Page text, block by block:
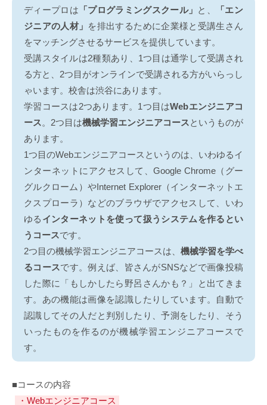
ディープロは 「プログラミングスクール」 と、
「エン
ジニアの人材」 を排出するために企業様と受講生さん
をマッチングさせるサービスを提供しています。
受講スタイルは2種類あり、1つ目は通学して受講され
る方と、2つ目がオンラインで受講される方がいらっし
ゃいます。校舎は渋谷にあります。
学習コースは2つあります。1つ目はWebエンジニアコ
ース。2つ目は機械学習エンジニアコースというものが
あります。
1つ目のWebエンジニアコースというのは、いわゆるイ
ンターネットにアクセスして、Google Chrome（グー
グルクローム）やInternet Explorer（インターネットエ
クスプローラ）などのブラウザでアクセスして、いわ
ゆる インターネットを使って扱うシステムを作るとい
うコースです。
2つ目の機械学習エンジニアコースは、 機械学習を学べ
るコースです。例えば、皆さんがSNSなどで画像投稿
した際に「もしかしたら野呂さんかも？」と出てきま
す。あの機能は画像を認識したりしています。自動で
認識してその人だと判別したり、予測をしたり、そう
いったものを作るのが機械学習エンジニアコースで
す。
■コースの内容
・Webエンジニアコース